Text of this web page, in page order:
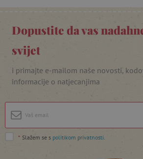
Dopustite da vas
svijet
i primajte e-mailom naše novosti,
informacije o natjecanjima
* Slažem se s politikom privatnosti
featureFlagIdentifier
Googleovu politiku